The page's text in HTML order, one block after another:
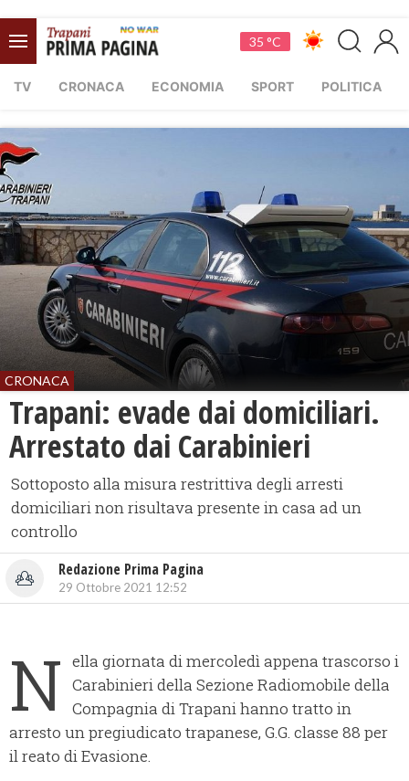
35 °C
TV CRONACA ECONOMIA SPORT POLITICA
CRONACA
Trapani: evade dai domiciliari.
Arrestato dai Carabinieri
Sottoposto alla misura restrittiva degli arresti
domiciliari non risultava presente in casa ad un
controllo
Redazione Prima Pagina
29 Ottobre 2021 12:52
N ella giornata di mercoledì appena trascorso i
Carabinieri della Sezione Radiomobile della
Compagnia di Trapani hanno tratto in
arresto un pregiudicato trapanese, G.G. classe 88 per
il reato di Evasione.